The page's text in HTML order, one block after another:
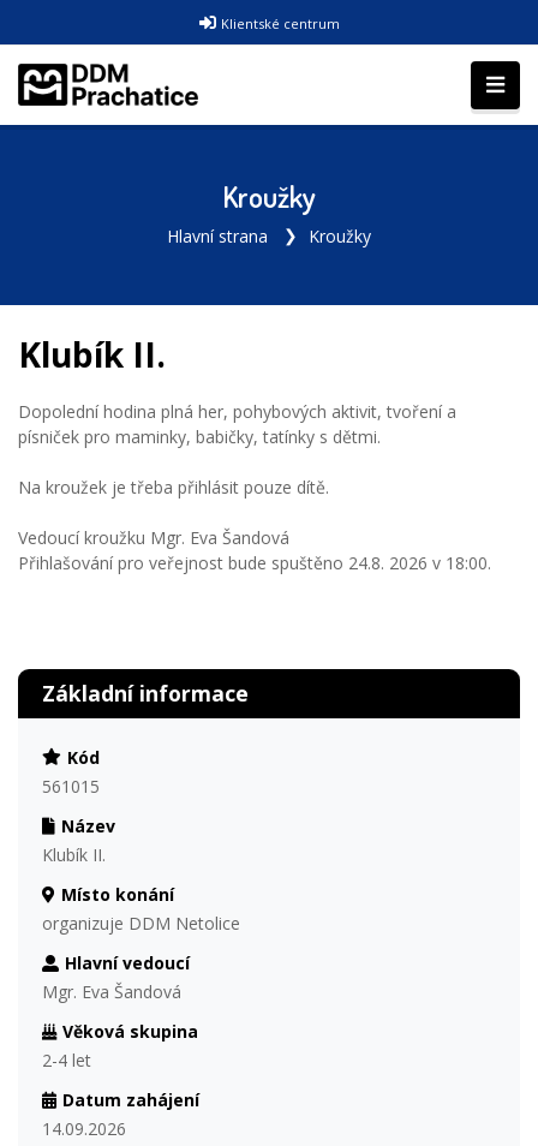
Klientské centrum
Kroužky
Hlavní strana Kroužky
Klubík II.
Dopolední hodina plná her, pohybových aktivit, tvoření a
písniček pro maminky, babičky, tatínky s dětmi.
Na kroužek je třeba přihlásit pouze dítě.
Vedoucí kroužku Mgr. Eva Šandová
Přihlašování pro veřejnost bude spuštěno 24.8. 2026 v 18:00.
Základní informace
Kód
561015
Název
Klubík II.
Místo konání
organizuje DDM Netolice
Hlavní vedoucí
Mgr. Eva Šandová
Věková skupina
2-4 let
Datum zahájení
14.09.2026